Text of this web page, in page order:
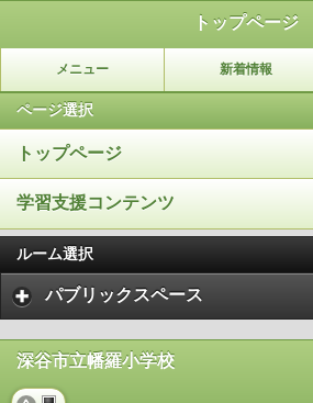
トップページ
メニュー 新着情報
ページ選択
トップページ
学習支援コンテンツ
ルーム選択
パブリックスペース
深谷市立幡羅小学校